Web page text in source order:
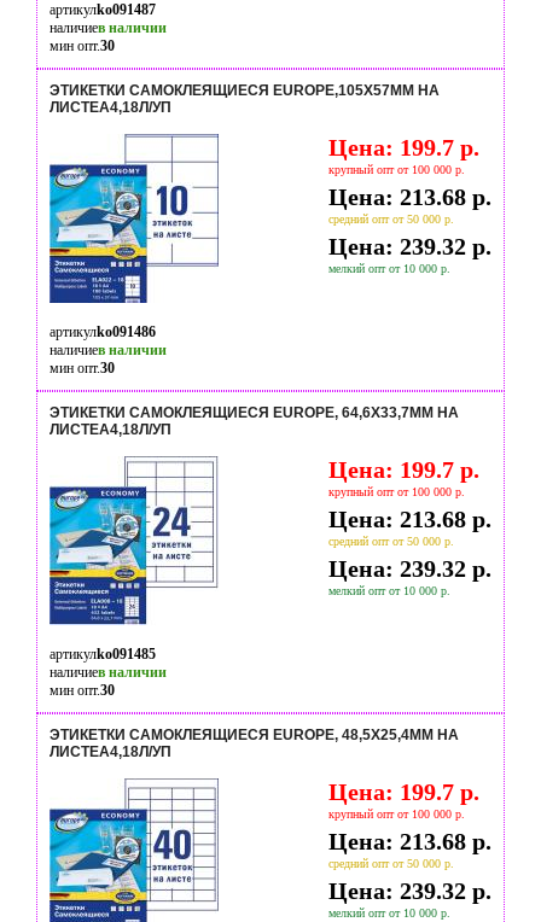
артикулko091487
наличиев наличии
мин опт.30
ЭТИКЕТКИ САМОКЛЕЯЩИЕСЯ EUROPE,105Х57ММ НА
ЛИСТЕА4,18Л/УП
Цена: 199.7 р.
крупный опт от 100 000 р.
Цена: 213.68 р.
средний опт от 50 000 р.
Цена: 239.32 р.
мелкий опт от 10 000 р.
артикулko091486
наличиев наличии
мин опт.30
ЭТИКЕТКИ САМОКЛЕЯЩИЕСЯ EUROPE, 64,6Х33,7ММ НА
ЛИСТЕА4,18Л/УП
Цена: 199.7 р.
крупный опт от 100 000 р.
Цена: 213.68 р.
средний опт от 50 000 р.
Цена: 239.32 р.
мелкий опт от 10 000 р.
артикулko091485
наличиев наличии
мин опт.30
ЭТИКЕТКИ САМОКЛЕЯЩИЕСЯ EUROPE, 48,5Х25,4ММ НА
ЛИСТЕА4,18Л/УП
Цена: 199.7 р.
крупный опт от 100 000 р.
Цена: 213.68 р.
средний опт от 50 000 р.
Цена: 239.32 р.
мелкий опт от 10 000 р.